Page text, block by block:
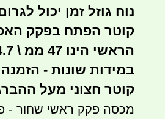
נוח גוזל זמן יכול
קוטר הפתח בפקק
במידות שונות - הזמנה
קוטר חצוני מעל ההברגה